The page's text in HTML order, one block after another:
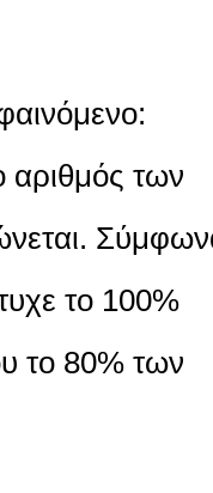
αριθμός των
το 100%
το 80% των